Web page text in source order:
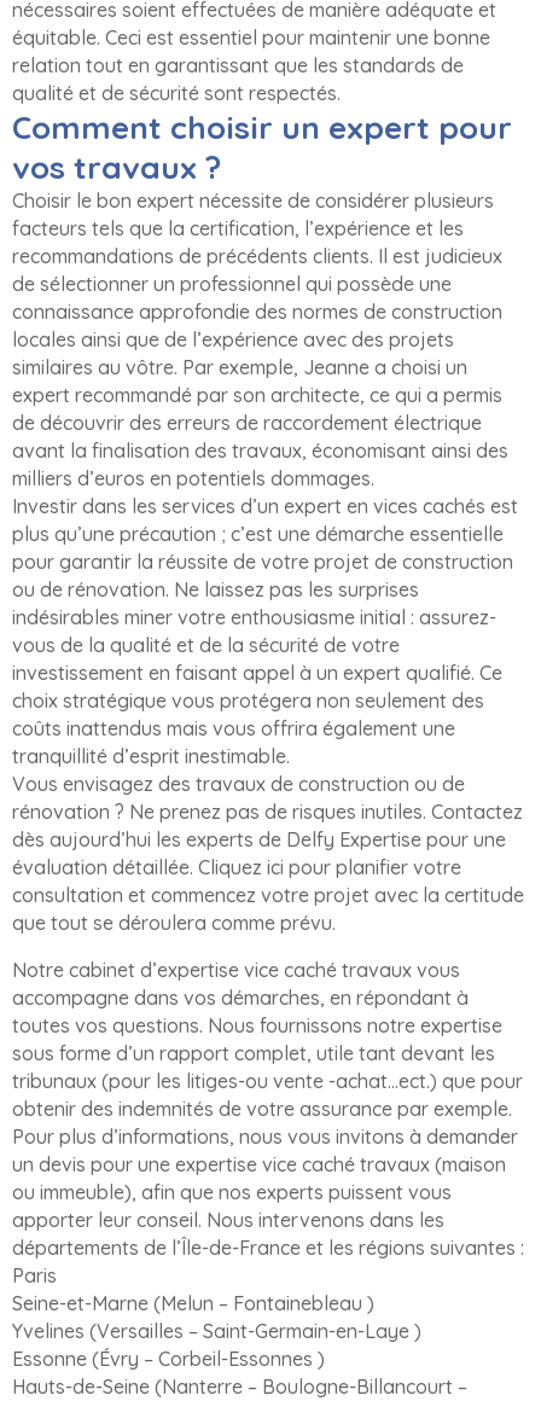
nécessaires soient effectuées de manière adéquate et
équitable. Ceci est essentiel pour maintenir une bonne
relation tout en garantissant que les standards de
qualité et de sécurité sont respectés.
Comment choisir un expert pour
vos travaux ?
Choisir le bon expert nécessite de considérer plusieurs
facteurs tels que la certification, l’expérience et les
recommandations de précédents clients. Il est judicieux
de sélectionner un professionnel qui possède une
connaissance approfondie des normes de construction
locales ainsi que de l’expérience avec des projets
similaires au vôtre. Par exemple, Jeanne a choisi un
expert recommandé par son architecte, ce qui a permis
de découvrir des erreurs de raccordement électrique
avant la finalisation des travaux, économisant ainsi des
milliers d’euros en potentiels dommages.
Investir dans les services d’un expert en vices cachés est
plus qu’une précaution ; c’est une démarche essentielle
pour garantir la réussite de votre projet de construction
ou de rénovation. Ne laissez pas les surprises
indésirables miner votre enthousiasme initial : assurez-
vous de la qualité et de la sécurité de votre
investissement en faisant appel à un expert qualifié. Ce
choix stratégique vous protégera non seulement des
coûts inattendus mais vous offrira également une
tranquillité d’esprit inestimable.
Vous envisagez des travaux de construction ou de
rénovation ? Ne prenez pas de risques inutiles. Contactez
dès aujourd’hui les experts de Delfy Expertise pour une
évaluation détaillée. Cliquez ici pour planifier votre
consultation et commencez votre projet avec la certitude
que tout se déroulera comme prévu.
Notre cabinet d’expertise vice caché travaux vous
accompagne dans vos démarches, en répondant à
toutes vos questions. Nous fournissons notre expertise
sous forme d’un rapport complet, utile tant devant les
tribunaux (pour les litiges-ou vente -achat…ect.) que pour
obtenir des indemnités de votre assurance par exemple.
Pour plus d’informations, nous vous invitons à demander
un devis pour une expertise vice caché travaux (maison
ou immeuble), afin que nos experts puissent vous
apporter leur conseil. Nous intervenons dans les
départements de l’Île-de-France et les régions suivantes :
Paris
Seine-et-Marne (Melun – Fontainebleau )
Yvelines (Versailles – Saint-Germain-en-Laye )
Essonne (Évry – Corbeil-Essonnes )
Hauts-de-Seine (Nanterre – Boulogne-Billancourt –